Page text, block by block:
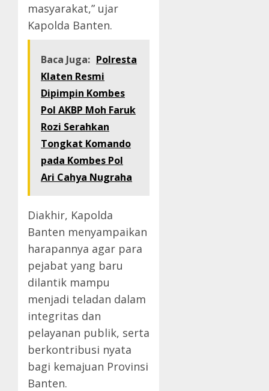
masyarakat,” ujar
Kapolda Banten.
Baca Juga: Polresta
Klaten Resmi
Dipimpin Kombes
Pol AKBP Moh Faruk
Rozi Serahkan
Tongkat Komando
pada Kombes Pol
Ari Cahya Nugraha
Diakhir, Kapolda
Banten menyampaikan
harapannya agar para
pejabat yang baru
dilantik mampu
menjadi teladan dalam
integritas dan
pelayanan publik, serta
berkontribusi nyata
bagi kemajuan Provinsi
Banten.